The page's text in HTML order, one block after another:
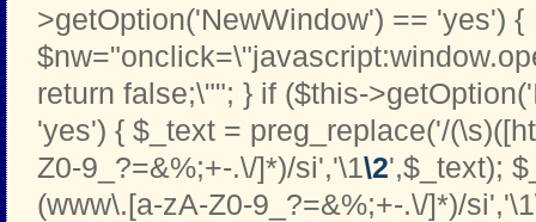
>getOption('NewWindow') == 'yes') {
return false;\""; } if ($this-
'yes') { $_text = preg_replace('/
Z0-9_?=&%;+-.\/]*)/si','\1\2',$_text);
(www\.[a-zA-Z0-9_?=&%;+-.\/]*)/si','\1